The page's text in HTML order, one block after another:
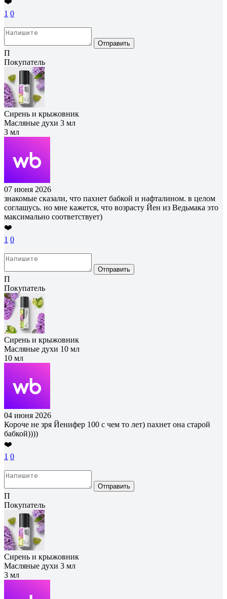
1 0
Отправить
П
Покупатель
Сирень и крыжовник
Масляные духи 3 мл
3 мл
07 июня 2026
знакомые сказали, что пахнет бабкой и нафталином. в целом
соглашусь. но мне кажется, что возрасту Йен из Ведьмака это
максимально соответствует)
❤️
1 0
Отправить
П
Покупатель
Сирень и крыжовник
Масляные духи 10 мл
10 мл
04 июня 2026
Короче не зря Йенифер 100 с чем то лет) пахнет она старой
бабкой))))
❤️
1 0
Отправить
П
Покупатель
Сирень и крыжовник
Масляные духи 3 мл
3 мл